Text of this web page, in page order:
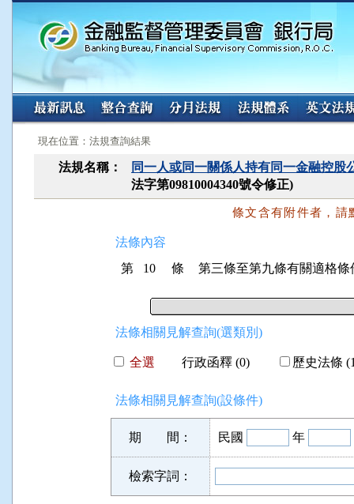
:::
現在位置：法規查詢結果
法規名稱：
同一人或同一關係人持有同一金融控
法字第09810004340號令修正)
條文含有附件者，請
法條內容
第 10 條
第三條至第九條有關適格
法條相關見解查詢(選類別)
全選 行政函釋 (0) 歷史法條
法條相關見解查詢(設條件)
期 間： 民國 年
檢索字詞：